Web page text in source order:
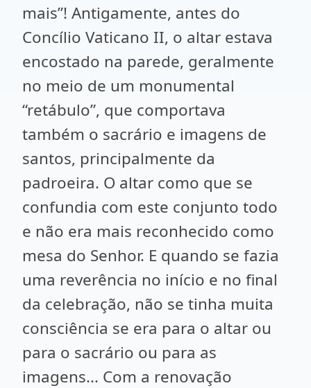
mais”! Antigamente, antes do
Concílio Vaticano II, o altar estava
encostado na parede, geralmente
no meio de um monumental
“retábulo”, que comportava
também o sacrário e imagens de
santos, principalmente da
padroeira. O altar como que se
confundia com este conjunto todo
e não era mais reconhecido como
mesa do Senhor. E quando se fazia
uma reverência no início e no final
da celebração, não se tinha muita
consciência se era para o altar ou
para o sacrário ou para as
imagens... Com a renovação